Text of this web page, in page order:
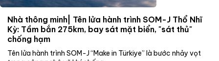
Nhà thông minh| Tên lửa hành trình SOM-J Thổ Nhĩ
Kỳ: Tầm bắn 275km, bay sát mặt biển, "sát thủ"
chống hạm
Tên lửa hành trình SOM-J “Make in Türkiye” là bước nhảy vọt